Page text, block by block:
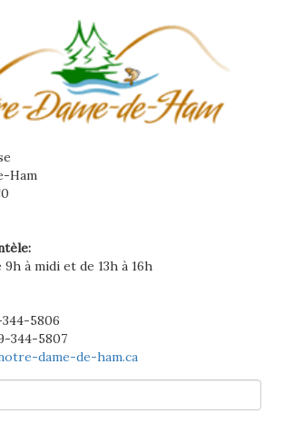
Ham
à midi et de 13h à 16h
5806
344-5807
dame-de-ham.ca